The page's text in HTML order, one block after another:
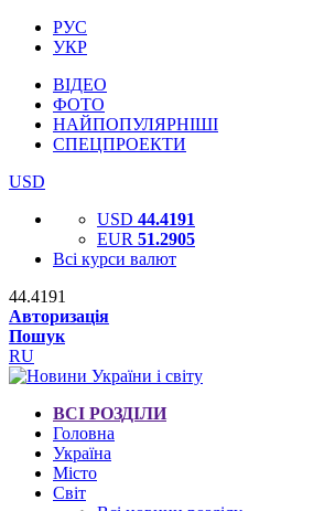
РУС
УКР
ВІДЕО
ФОТО
НАЙПОПУЛЯРНІШІ
СПЕЦПРОЕКТИ
USD
USD 44.4191
EUR 51.2905
Всі курси валют
44.4191
Авторизація
Пошук
RU
ВСІ РОЗДІЛИ
Головна
Україна
Місто
Світ